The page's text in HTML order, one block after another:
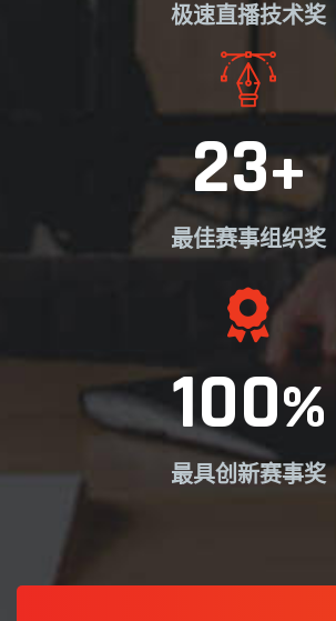
极速直播技术奖
23+
最佳赛事组织奖
100%
最具创新赛事奖